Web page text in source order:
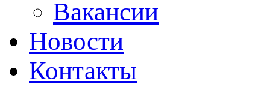
Вакансии
Новости
Контакты